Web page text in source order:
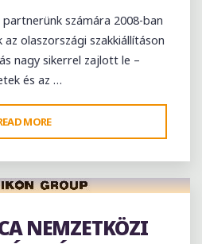
számára 2008-ban
olaszországi szakkiállításon
nagy sikerrel zajlott le –
és az …
MORE
–
BOROK
ÉS
SZESZES
ITALOK
NEMZETKÖZI